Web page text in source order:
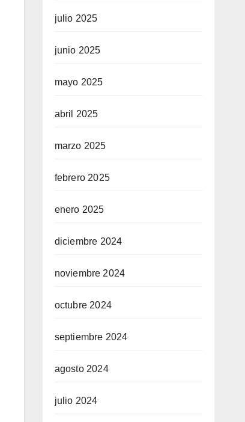
julio 2025
junio 2025
mayo 2025
abril 2025
marzo 2025
febrero 2025
enero 2025
diciembre 2024
noviembre 2024
octubre 2024
septiembre 2024
agosto 2024
julio 2024